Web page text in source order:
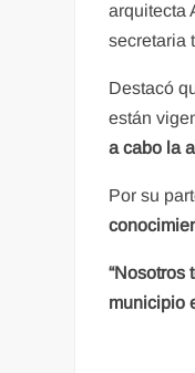
arquitecta
secretaria
Destacó
están
a cabo la
Por su
“Nosotros
municipio